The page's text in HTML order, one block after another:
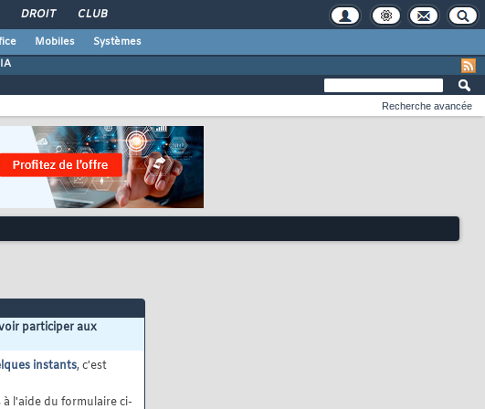
DROIT CLUB
Mobiles
Systèmes
Recherche avancée
participer aux
instants, c'est
l'aide du formulaire ci-